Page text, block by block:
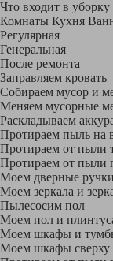
Что входит в уборку
Регу­лярная
Гене­ральная
После ремонта
Заправляем кровать
Собираем мусор и
Меняем мусорные
Раскладываем
Протираем пыль на
Протираем от пыли
Протираем от пыли
Моем дверные ручки
Моем зеркала и
Пылесосим пол
Моем пол и
Моем шкафы и
Моем шкафы сверху